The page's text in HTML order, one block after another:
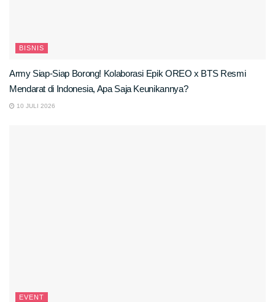
BISNIS
Army Siap-Siap Borong! Kolaborasi Epik OREO x BTS Resmi
Mendarat di Indonesia, Apa Saja Keunikannya?
10 JULI 2026
EVENT